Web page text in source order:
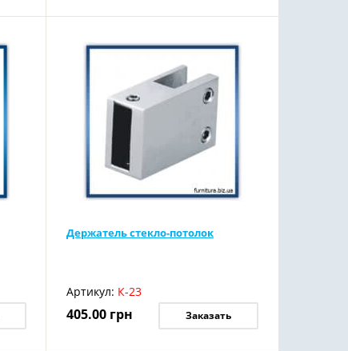
Держатель стекло-потолок
Артикул: К-23
405.00 грн Заказать